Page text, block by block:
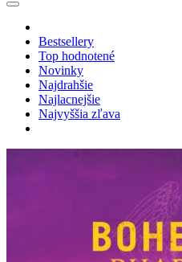
Bestsellery
Top hodnotené
Novinky
Najdrahšie
Najlacnejšie
Najvyššia zľava